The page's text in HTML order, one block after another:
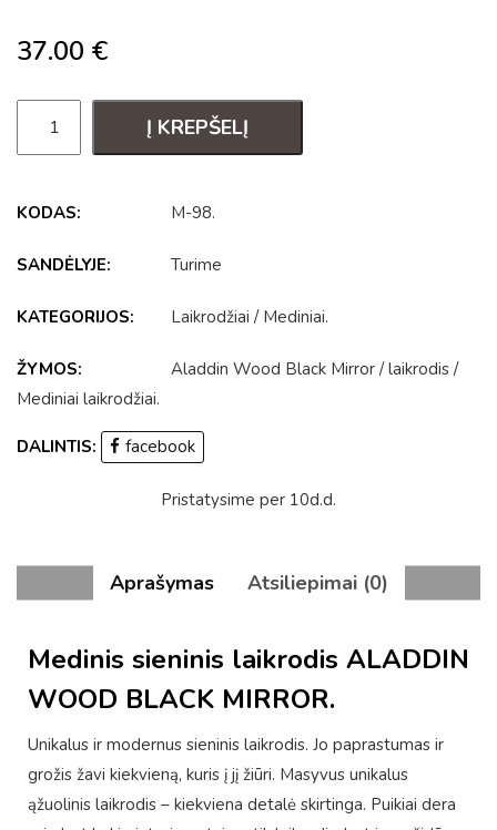
37.00 €
Į KREPŠELĮ
KODAS: M-98.
SANDĖLYJE: Turime
KATEGORIJOS: Laikrodžiai / Mediniai.
ŽYMOS: Aladdin Wood Black Mirror /laikrodis /
Mediniai laikrodžiai.
DALINTIS: facebook
Pristatysime per 10d.d.
Aprašymas Atsiliepimai (0)
Medinis sieninis laikrodis ALADDIN
WOOD BLACK MIRROR.
Unikalus ir modernus sieninis laikrodis. Jo paprastumas ir
grožis žavi kiekvieną, kuris į jį žiūri. Masyvus unikalus
ąžuolinis laikrodis – kiekviena detalė skirtinga. Puikiai dera